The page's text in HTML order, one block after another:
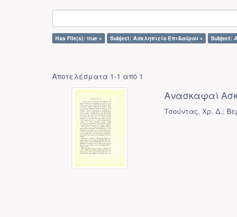
Has File(s): true × Subject: Ασκληπιείο Επιδαύρου × Subject:
Αποτελέσματα 1-1 από 1
Ανασκαφαί
Τσούντας, Χρ. Δ.;